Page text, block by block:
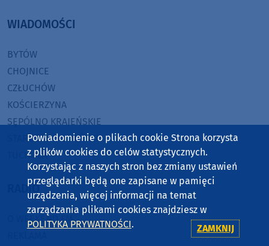
WIADOMOŚCI
BYTÓW
CHOJNICE
CZŁUCHÓW
KOŚCIERZYNA
SĘPÓLNO KRAJEŃSKIE
STAROGARD GDAŃSKI
TUCHOLA
RADIO
O WEEKEND FM
Powiadomienie o plikach cookie Strona korzysta
z plików cookies do celów statystycznych.
Korzystając z naszych stron bez zmiany ustawień
przeglądarki będą one zapisane w pamięci
urządzenia, więcej informacji na temat
zarządzania plikami cookies znajdziesz w
POLITYKA PRYWATNOŚCI. ZAMKNIJ